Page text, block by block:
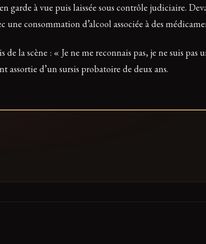
garde à vue puis laissée sous contrôle judiciaire.
consommation d’alcool associée à des
la scène : « Je ne me reconnais pas, je ne suis
d’un sursis probatoire de deux ans.